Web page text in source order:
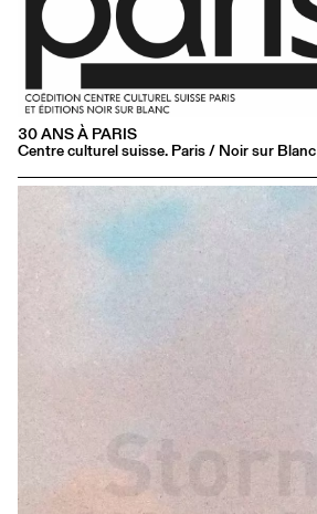
30 ANS À PARIS
Centre culturel suisse. Paris / Noir sur Blanc